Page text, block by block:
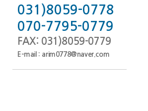
031)8059-0778
070-7795-0779
FAX: 031)8059-0779
E-mail : arim0778@naver.com